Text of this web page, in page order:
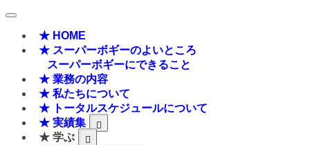
★ HOME
★ スーパーボギーのよいところ
スーパーボギーにできること
★ 業務の内容
★ 私たちについて
★ トータルスケジュールについて
★ 実績集
★ 学ぶ